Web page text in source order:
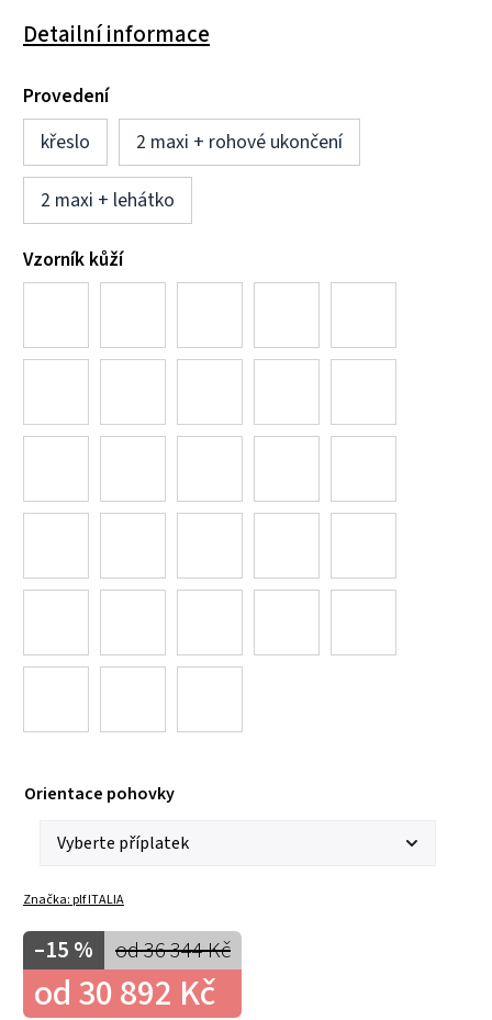
Detailní informace
Provedení
křeslo
2 maxi + rohové ukončení
2 maxi + lehátko
Vzorník kůží
Orientace pohovky
Značka:plf ITALIA
od 36 344 Kč
–15 %
od30 892 Kč